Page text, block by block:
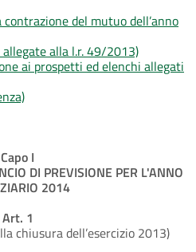
del mutuo dell’anno
alla l.r. 49/2013)
ai prospetti ed elenchi allegati
Capo I
DI PREVISIONE PER L'ANNO
2014
Art. 1
chiusura dell’esercizio 2013)